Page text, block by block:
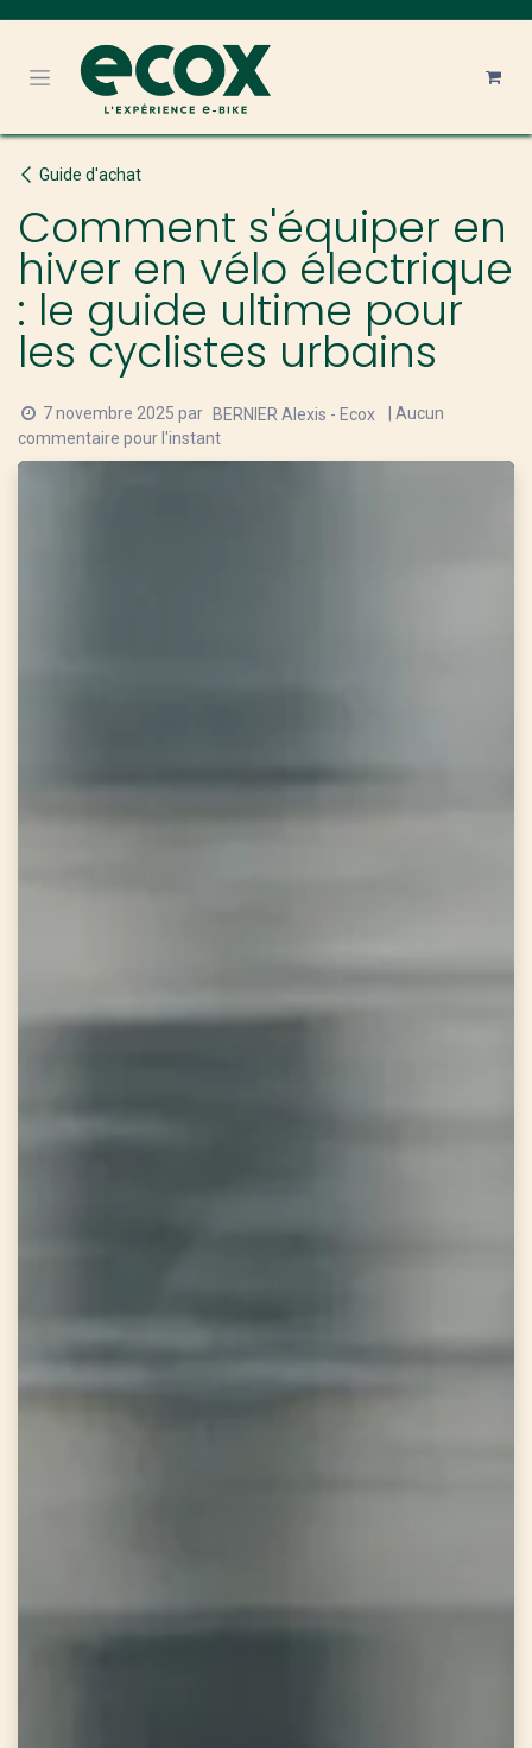
Guide d'achat
Comment s'équiper en
hiver en vélo électrique
: le guide ultime pour
les cyclistes urbains
7 novembre 2025 par BERNIER Alexis - Ecox
| Aucun
commentaire pour l'instant